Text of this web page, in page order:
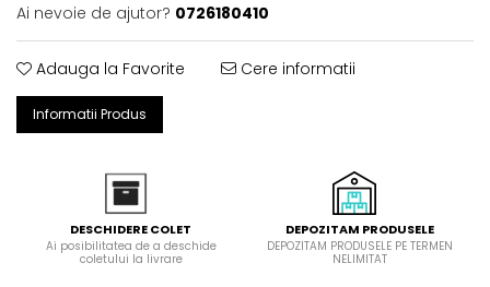
Ai nevoie de ajutor? 0726180410
Adauga la Favorite Cere informatii
Informatii Produs
DESCHIDERE COLET
Ai posibilitatea de a deschide
coletului la livrare
DEPOZITAM PRODUSELE
DEPOZITAM PRODUSELE PE TERMEN
NELIMITAT